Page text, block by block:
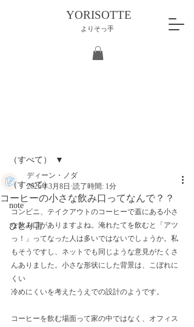
YORISOTTE
よりそっ手
（すべて）
note
ひとり言
（すべて）
コーヒーの小さな飲み口ってなんで？？
ディーン・ノダ
2025年3月8日 読了時間: 1分
コンビニ、テイクアウトのコーヒーで蓋にある小さ
な飲み口がありますよね。淹れたてを飲むと「アツ
っ！」ってなった人は多いではないでしょうか。私
もそうですし、ネットでも同じような意見がたくさ
んありました。小さな形状にした背景は、こぼれに
くい
冷めにくいを考えたうえでの設計のようです。
コーヒーを飲む場面って家の中ではなく、オフィス